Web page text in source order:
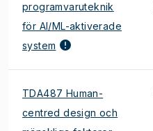
programvaruteknik
för AI/ML-aktiverade
system
TDA487 Human-
centred design och